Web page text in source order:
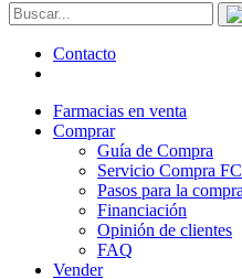
Contacto
Farmacias en venta
Comprar
Guía de Compra
Servicio Compra
Pasos para la compra
Financiación
Opinión de clientes
FAQ
Vender